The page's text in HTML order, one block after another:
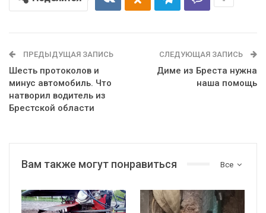
ПРЕДЫДУЩАЯ ЗАПИСЬ
Шесть протоколов и
минус автомобиль. Что
натворил водитель из
Брестской области
СЛЕДУЮЩАЯ ЗАПИСЬ
Диме из Бреста нужна
наша помощь
Все
Вам также могут понравиться